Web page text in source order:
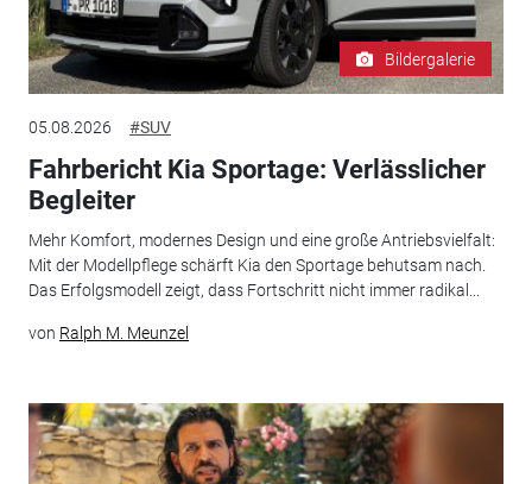
Bildergalerie
05.08.2026 #SUV
Fahrbericht Kia Sportage: Verlässlicher
Begleiter
Mehr Komfort, modernes Design und eine große Antriebsvielfalt:
Mit der Modellpflege schärft Kia den Sportage behutsam nach.
Das Erfolgsmodell zeigt, dass Fortschritt nicht immer radikal...
von Ralph M. Meunzel